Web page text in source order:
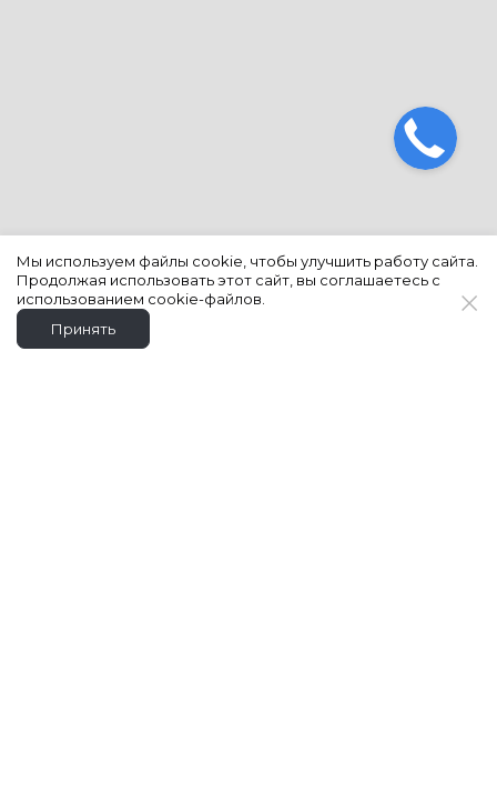
Мы используем файлы cookie, чтобы улучшить работу сайта.
Продолжая использовать этот сайт, вы соглашаетесь с
использованием cookie-файлов.
Принять